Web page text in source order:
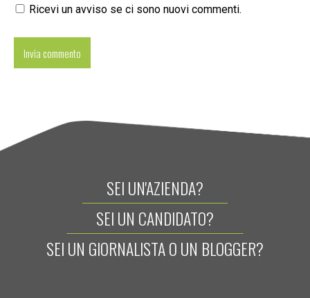
Ricevi un avviso se ci sono nuovi commenti.
SEI UN'AZIENDA?
SEI UN CANDIDATO?
SEI UN GIORNALISTA O UN BLOGGER?